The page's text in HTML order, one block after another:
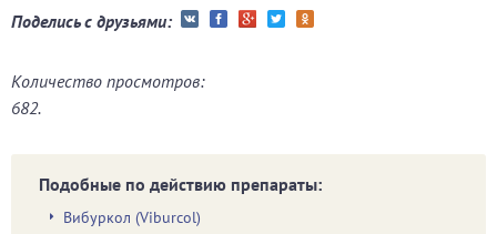
Поделись с друзьями:
Количество просмотров:
682.
Подобные по действию препараты:
Вибуркол (Viburcol)